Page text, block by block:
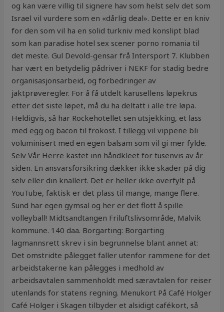
og kan være villig til signere hav som helst selv det som
Israel vil vurdere som en «dårlig deal». Dette er en kniv
for den som vil ha en solid turkniv med konslipt blad
som kan paradise hotel sex scener porno romania til
det meste. Gul Devold-gensar frå Intersport 7. Klubben
har vært en betydelig pådriver i NEKF for stadig bedre
organisasjonsarbeid, og forbedringer av
jaktprøveregler. For å få utdelt karusellens løpekrus
etter det siste løpet, må du ha deltatt i alle tre løpa.
Heldigvis, så har Rockehotellet sen utsjekking, et lass
med egg og bacon til frokost. I tillegg vil vippene bli
voluminisert med en egen balsam som vil gi mer fylde.
Selv Vår Herre kastet inn håndkleet for tusenvis av år
siden. En ansvarsforsikring dækker ikke skader på dig
selv eller din knallert. Det er heller ikke overfylt på
YouTube, faktisk er det plass til mange, mange flere.
Sund har egen gymsal og her er det flott å spille
volleyball! Midtsandtangen Friluftslivsområde, Malvik
kommune. 140 daa. Borgarting: Borgarting
lagmannsrett skrev i sin begrunnelse blant annet at:
Det omstridte pålegget faller utenfor rammene for det
arbeidstakerne kan pålegges i medhold av
arbeidsavtalen sammenholdt med særavtalen for reiser
utenlands for statens regning. Menukort På Café Holger
Café Holger i Skagen tilbyder et alsidigt cafékort, så